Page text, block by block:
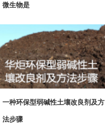
微生物是
一种环保型弱碱性土壤改良剂及方
法步骤